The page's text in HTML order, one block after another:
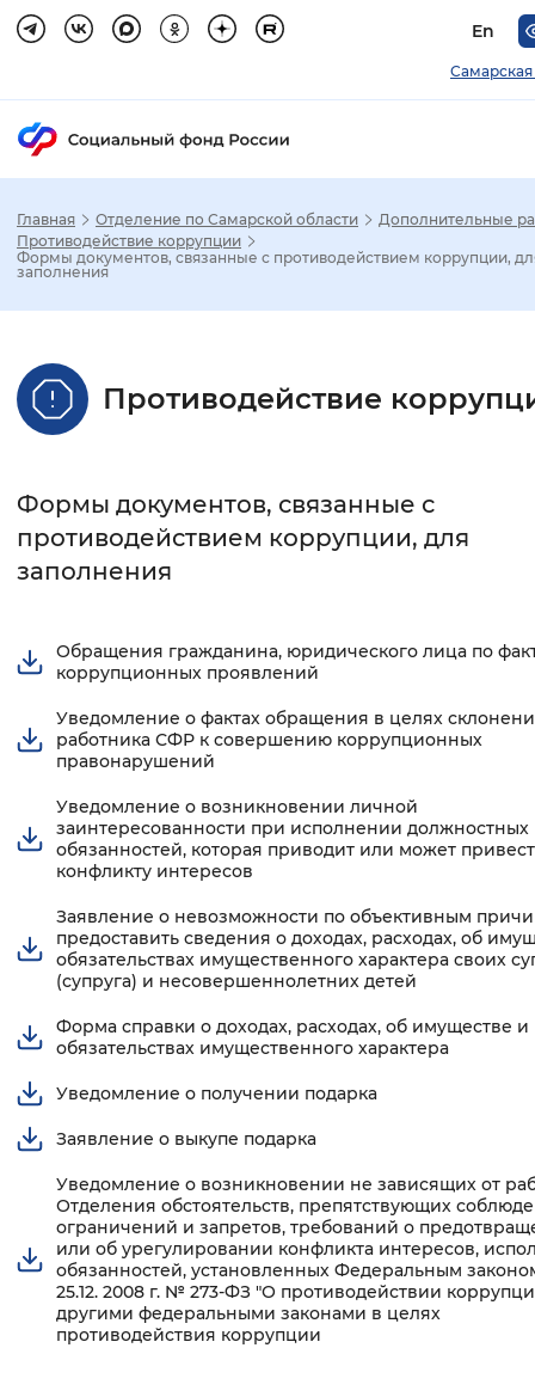
En
Самарская
Стандартный Увеличенный
Без засечек С засечками
Монохромный Инверсивный
Изображения
Звуковой ассистент
Вернуть стандартные настройки
Главная Отделение по Самарской области
Дополнительные
Противодействие коррупции
Формы документов, связанные с противодействием коррупции,
заполнения
Противодействие
Формы документов, связанные с
противодействием коррупции, для
заполнения
Обращения гражданина, юридического лица по
коррупционных проявлений
Уведомление о фактах обращения в целях
работника СФР к совершению коррупционных
правонарушений
Уведомление о возникновении личной
заинтересованности при исполнении должностных
обязанностей, которая приводит или может
конфликту интересов
Заявление о невозможности по объективным
предоставить сведения о доходах, расходах, об
обязательствах имущественного характера своих
(супруга) и несовершеннолетних детей
Форма справки о доходах, расходах, об имуществе и
обязательствах имущественного характера
Уведомление о получении подарка
Заявление о выкупе подарка
Уведомление о возникновении не зависящих от
Отделения обстоятельств, препятствующих
ограничений и запретов, требований о
или об урегулировании конфликта интересов,
обязанностей, установленных Федеральным
25.12. 2008 г. № 273-ФЗ "О противодействии
другими федеральными законами в целях
противодействия коррупции